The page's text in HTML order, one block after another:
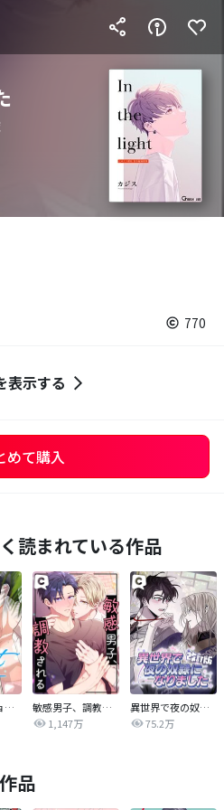
770
表示する
めて購入
読まれている作品
スイート・ショット
敏感男子、調教される
1,147万
異世界で夜の奴隷になりました【改訂版】
75.2万
品